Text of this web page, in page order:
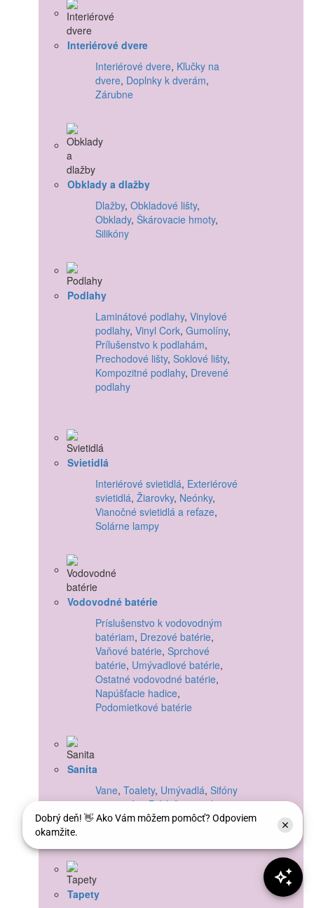
Interiérové dvere
Interiérové dvere, Kľučky na
dvere, Doplnky k dverám,
Zárubne
Obklady a dlažby
Dlažby, Obkladové lišty,
Obklady, Škárovacie hmoty,
Silikóny
Podlahy
Laminátové podlahy, Vinylové
podlahy, Vinyl Cork, Gumolíny,
Prílušenstvo k podlahám,
Prechodové lišty, Soklové lišty,
Kompozitné podlahy, Drevené
podlahy
Svietidlá
Interiérové svietidlá, Exteriérové
svietidlá, Žiarovky, Neónky,
Vianočné svietidlá a reťaze,
Solárne lampy
Vodovodné batérie
Príslušenstvo k vodovodným
batériam, Drezové batérie,
Vaňové batérie, Sprchové
batérie, Umývadlové batérie,
Ostatné vodovodné batérie,
Napúšťacie hadice,
Podomietkové batérie
Sanita
Vane, Toalety, Umývadlá, Sifóny
a armatúry,Príslušenstvo k
sanite
Tapety